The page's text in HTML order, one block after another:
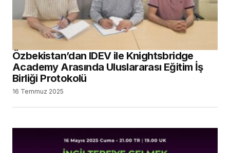
Özbekistan’dan IDEV ile Knightsbridge
Academy Arasında Uluslararası Eğitim İş
Birliği Protokolü
16 Temmuz 2025